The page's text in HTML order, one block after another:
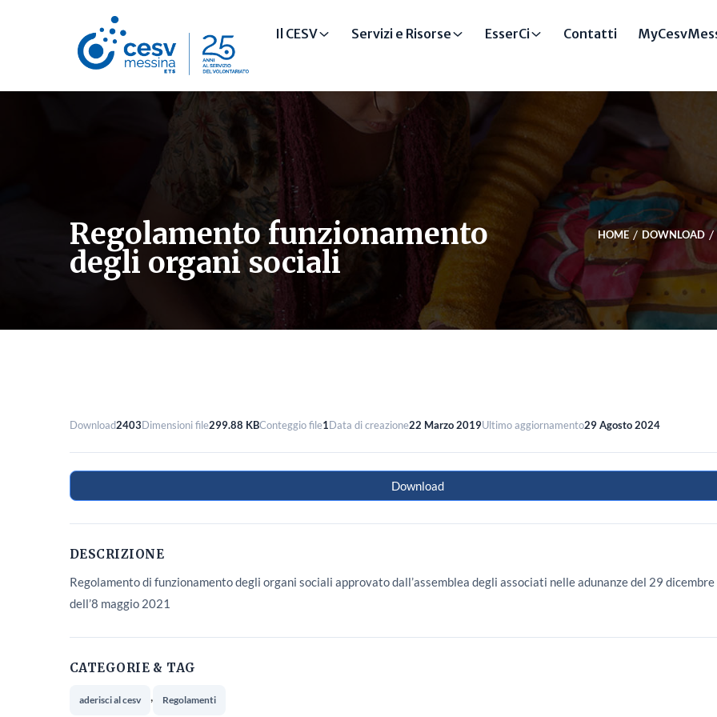
Il CESV Servizi e Risorse EsserCi Contatti
Regolamento funzionamento
degli organi sociali
HOME DOWNLOAD
Download2403Dimensioni file299.88 KBConteggio file1Data di creazione22 Marzo 2019Ultimo aggiornamento29 Agosto 2024
Download
DESCRIZIONE
Regolamento di funzionamento degli organi sociali approvato dall’assemblea degli associati nelle adunanze del 29
dell’8 maggio 2021
CATEGORIE & TAG
aderisci al cesv , Regolamenti